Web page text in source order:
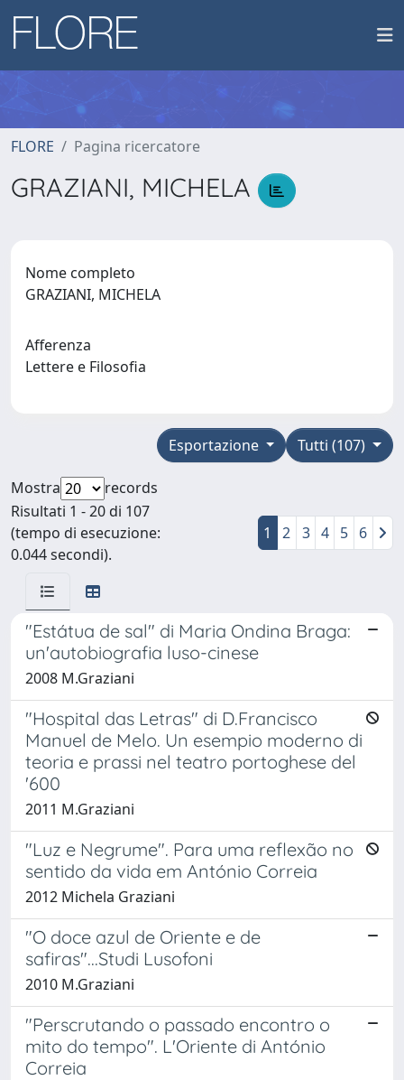
FLORE Pagina ricercatore
GRAZIANI, MICHELA
Nome completo
GRAZIANI, MICHELA
Afferenza
Lettere e Filosofia
Tutti (107)
Esportazione
Mostra
records
Risultati 1 - 20 di 107
(tempo di esecuzione:
0.044 secondi).
1 2 3 4 5 6
"Estátua de sal" di Maria Ondina Braga:
un'autobiografia luso-cinese
2008 M.Graziani
"Hospital das Letras" di D.Francisco
Manuel de Melo. Un esempio moderno di
teoria e prassi nel teatro portoghese del
'600
2011 M.Graziani
"Luz e Negrume". Para uma reflexão no
sentido da vida em António Correia
2012 Michela Graziani
"O doce azul de Oriente e de
safiras"...Studi Lusofoni
2010 M.Graziani
"Perscrutando o passado encontro o
mito do tempo". L'Oriente di António
Correia